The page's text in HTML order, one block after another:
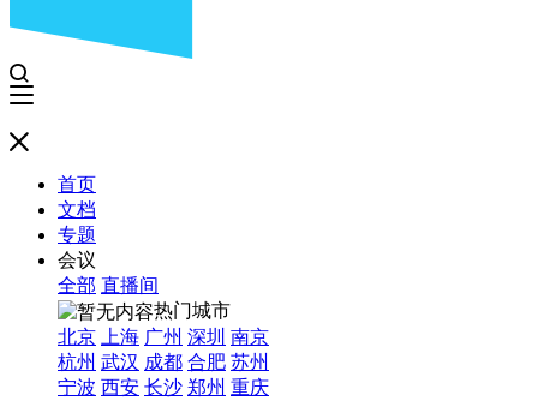
首页
文档
专题
会议
全部 直播间
热门城市
北京
上海 广州 深圳 南京
杭州 武汉 成都 合肥 苏州
宁波 西安 长沙 郑州 重庆